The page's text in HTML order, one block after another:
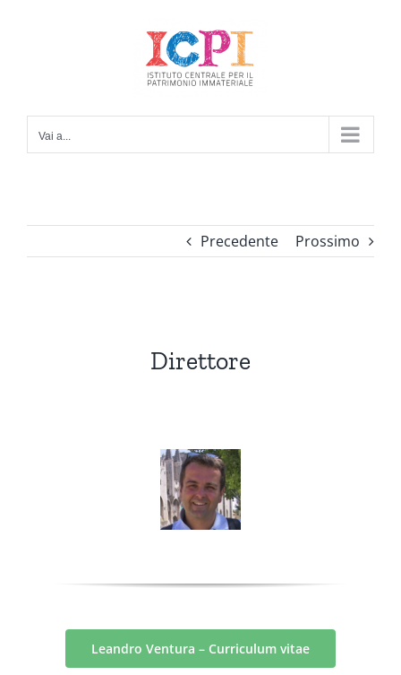
Vai a...
Precedente Prossimo
Direttore
Leandro Ventura – Curriculum vitae